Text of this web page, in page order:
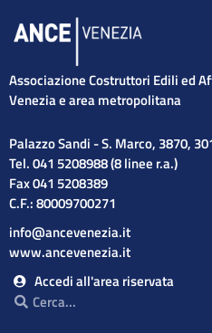
Associazione Costruttori Edili ed
Venezia e area metropolitana
Palazzo Sandi - S. Marco, 3870,
Tel. 041 5208988 (8 linee r.a.)
Fax 041 5208389
C.F.: 80009700271
info@ancevenezia.it
www.ancevenezia.it
Accedi all'area riservata
Cerca
Cerca